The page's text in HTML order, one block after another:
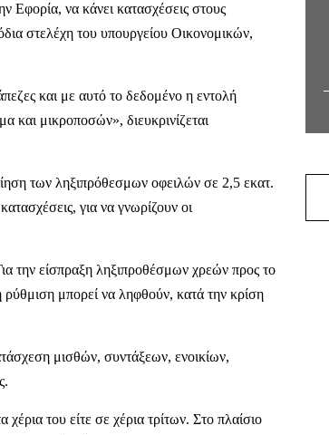
Εφορία, να κάνει κατασχέσεις στους
στελέχη του υπουργείου Οικονομικών,
και με αυτό το δεδομένο η εντολή
και μικροποσών», διευκρινίζεται
των ληξιπρόθεσμων οφειλών σε 2,5 εκατ.
για να γνωρίζουν οι
την είσπραξη ληξιπροθέσμων χρεών προς το
μπορεί να ληφθούν, κατά την κρίση
μισθών, συντάξεων, ενοικίων,
του είτε σε χέρια τρίτων. Στο πλαίσιο